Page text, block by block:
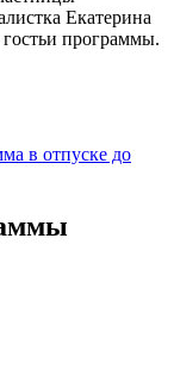
Екатерина
программы.
в отпуске до